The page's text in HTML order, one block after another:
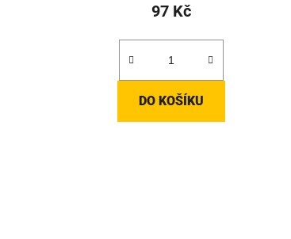
97 Kč
DO KOŠÍKU